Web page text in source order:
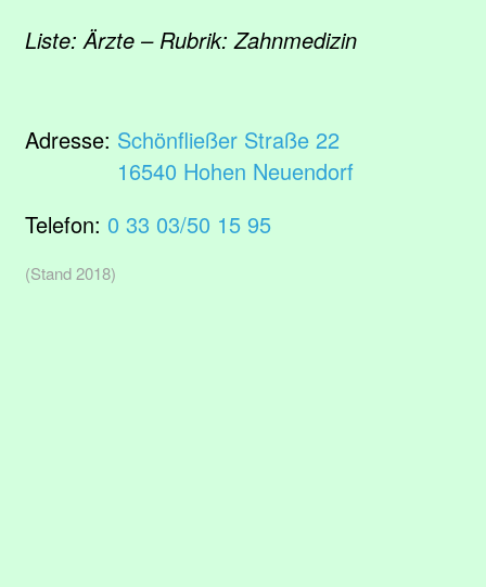
Liste: Ärzte – Rubrik: Zahnmedizin
Adresse: Schönfließer Straße 22
16540 Hohen Neuendorf
Telefon: 0 33 03/50 15 95
(Stand 2018)